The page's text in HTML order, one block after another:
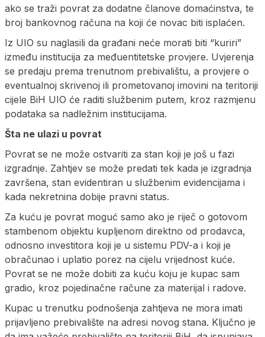
ako se traži povrat za dodatne članove domaćinstva, te
broj bankovnog računa na koji će novac biti isplaćen.
Iz UIO su naglasili da građani neće morati biti “kuriri”
između institucija za međuentitetske provjere. Uvjerenja
se predaju prema trenutnom prebivalištu, a provjere o
eventualnoj skrivenoj ili prometovanoj imovini na teritoriji
cijele BiH UIO će raditi službenim putem, kroz razmjenu
podataka sa nadležnim institucijama.
Šta ne ulazi u povrat
Povrat se ne može ostvariti za stan koji je još u fazi
izgradnje. Zahtjev se može predati tek kada je izgradnja
završena, stan evidentiran u službenim evidencijama i
kada nekretnina dobije pravni status.
Za kuću je povrat moguć samo ako je riječ o gotovom
stambenom objektu kupljenom direktno od prodavca,
odnosno investitora koji je u sistemu PDV-a i koji je
obračunao i uplatio porez na cijelu vrijednost kuće.
Povrat se ne može dobiti za kuću koju je kupac sam
gradio, kroz pojedinačne račune za materijal i radove.
Kupac u trenutku podnošenja zahtjeva ne mora imati
prijavljeno prebivalište na adresi novog stana. Ključno je